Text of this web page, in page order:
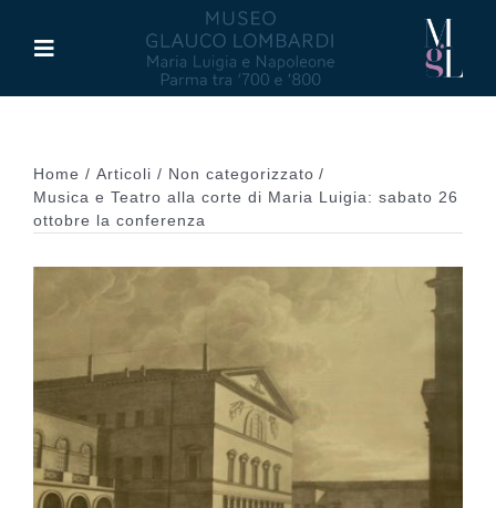
contenuto
Toggle
Maria Luigia d’Asburgo
Glauco Lombardi
Attività
Pubblicazioni
Home Articoli
Non categorizzato
Musica e Teatro alla corte di Maria Luigia: sabato 26
ottobre la conferenza